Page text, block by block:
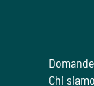
Chi siamo